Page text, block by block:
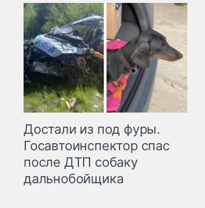
Достали из под фуры.
Госавтоинспектор спас
после ДТП собаку
дальнобойщика